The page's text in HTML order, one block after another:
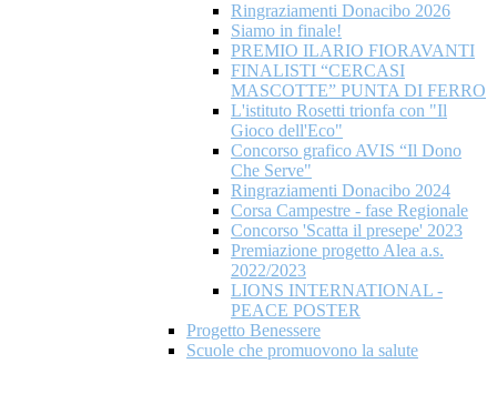
Ringraziamenti Donacibo 2026
Siamo in finale!
PREMIO ILARIO FIORAVANTI
FINALISTI “CERCASI
MASCOTTE” PUNTA DI FERRO
L'istituto Rosetti trionfa con "Il
Gioco dell'Eco"
Concorso grafico AVIS “Il Dono
Che Serve"
Ringraziamenti Donacibo 2024
Corsa Campestre - fase Regionale
Concorso 'Scatta il presepe' 2023
Premiazione progetto Alea a.s.
2022/2023
LIONS INTERNATIONAL -
PEACE POSTER
Progetto Benessere
Scuole che promuovono la salute